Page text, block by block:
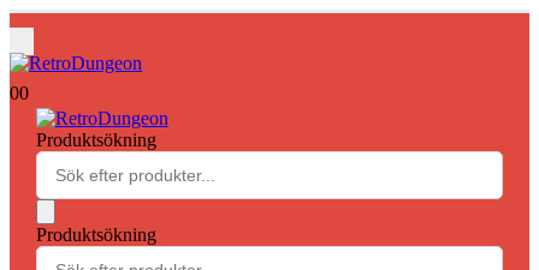
00
Produktsökning
Produktsökning